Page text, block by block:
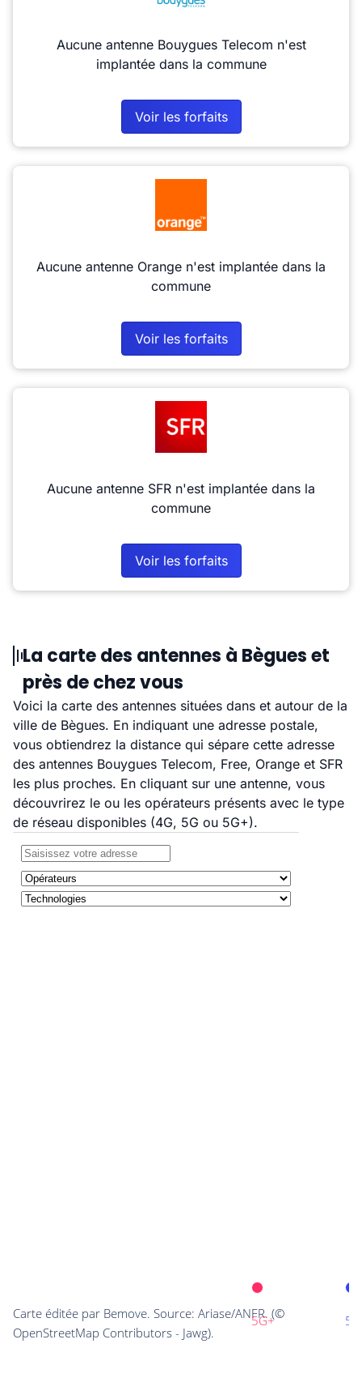
Aucune antenne Bouygues Telecom n'est
implantée dans la commune
Voir les forfaits
Aucune antenne Orange n'est implantée dans la
commune
Voir les forfaits
Aucune antenne SFR n'est implantée dans la
commune
Voir les forfaits
La carte des antennes à Bègues et
près de chez vous
Voici la carte des antennes situées dans et autour de la
ville de Bègues. En indiquant une adresse postale,
vous obtiendrez la distance qui sépare cette adresse
des antennes Bouygues Telecom, Free, Orange et SFR
les plus proches. En cliquant sur une antenne, vous
découvrirez le ou les opérateurs présents avec le type
de réseau disponibles (4G, 5G ou 5G+).